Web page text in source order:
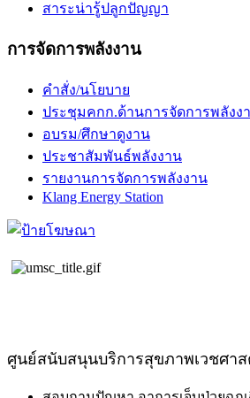
สาระน่ารู้ปลูกปัญญา
การจัดการพลังงาน
คำสั่ง/นโยบาย
ประชุมคกก.ด้านการจัดการพลังง
อบรม/ศึกษาดูงาน
ประชาสัมพันธ์พลังงาน
รายงานการจัดการพลังงาน
Klang Energy Station
ศูนย์สนับสนุนบริการสุขภาพเวชศาส